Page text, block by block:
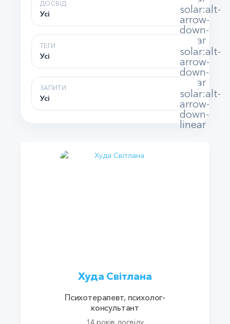
ДОСВІД
Усі
solar:alt-
arrow-
down-
linear
ТЕГИ
Усі
solar:alt-
arrow-
down-
linear
ЗАПИТИ
Усі
solar:alt-
arrow-
down-
linear
Худа Світлана
Психотерапевт, психолог-
консультант
14 років досвіду